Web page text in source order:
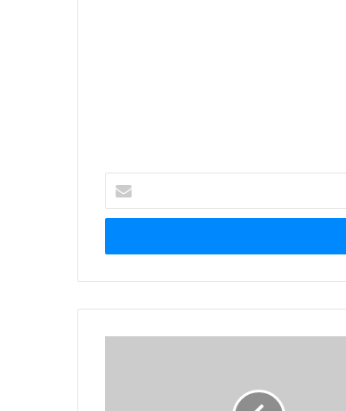
Posta
adresinizi